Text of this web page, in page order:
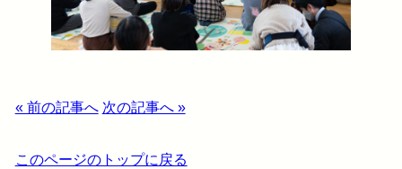
« 前の記事へ 次の記事へ »
このページのトップに戻る